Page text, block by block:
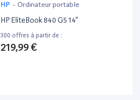
HP - Ordinateur portable
HP EliteBook 840 G5 14”
300 offres à partir de :
219,99 €